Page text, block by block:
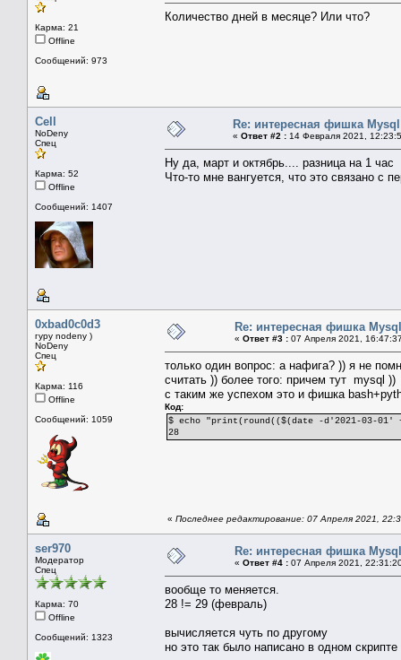
Карма: 21
Offline
Сообщений: 973
Количество дней в месяце? Или что?
Cell
NoDeny
Спец
Карма: 52
Offline
Сообщений: 1407
Re: интересная фишка Mysql
« Ответ #2 : 14 Февраля 2021,
Ну да, март и октябрь.... разница на 1 час
Что-то мне вангуется, что это связано с
0xbad0c0d3
гуру nodeny )
NoDeny
Спец
Карма: 116
Offline
Сообщений: 1059
Re: интересная фишка Mysql
« Ответ #3 : 07 Апреля 2021,
только один вопрос: а нафига? )) я не
считать )) более того: причем тут mysql ))
с таким же успехом это и фишка
Код:
$ echo "print(round(($(date -d'2021-03-01'
28
« Последнее редактирование: 07 Апреля 2021,
ser970
Модератор
Спец
Карма: 70
Offline
Сообщений: 1323
Re: интересная фишка Mysql
« Ответ #4 : 07 Апреля 2021,
вообще то меняется.
28 != 29 (февраль)
вычисляется чуть по другому
но это так было написано в одном